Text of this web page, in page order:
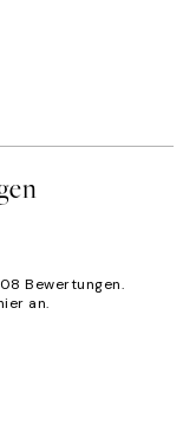
Bewertungen.
an.